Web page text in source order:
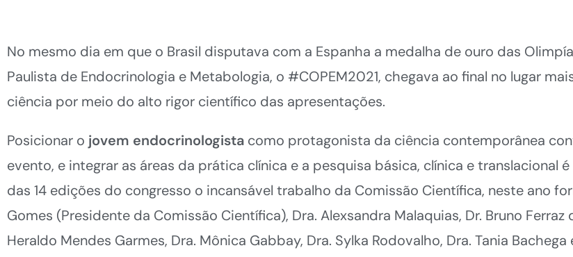
No mesmo dia em que o Brasil disputava com a Espanha a medalha de ouro das
Paulista de Endocrinologia e Metabologia, o #COPEM2021, chegava ao final no lugar
ciência por meio do alto rigor científico das apresentações.
Posicionar o jovem endocrinologista como protagonista da ciência contemporânea
evento, e integrar as áreas da prática clínica e a pesquisa básica, clínica e translacional
das 14 edições do congresso o incansável trabalho da Comissão Científica, neste ano
Gomes (Presidente da Comissão Científica), Dra. Alexsandra Malaquias, Dr. Bruno Ferraz
Heraldo Mendes Garmes, Dra. Mônica Gabbay, Dra. Sylka Rodovalho, Dra. Tania